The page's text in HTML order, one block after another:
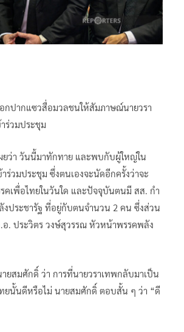
กปากแซวสื่อมวลชนให้สัมภาษณ์นายวรา
ร่วมประชุม
ยว่า วันนี้มาทักทาย และพบกับผู้ใหญ่ใน
าร่วมประชุม ซึ่งตนเองจะนัดอีกครั้งว่าจะ
คเพื่อไทยในวันใด และปัจจุบันตนมี สส. กำ
งประชารัฐ ที่อยู่กับตนจำนวน 2 คน ซึ่งส่วน
. ประวิตร วงษ์สุวรรณ หัวหน้าพรรคพลัง
ยสมศักดิ์ ว่า การที่นายวราเทพกลับมาเป็น
ยนั้นดีหรือไม่ นายสมศักดิ์ ตอบสั้น ๆ ว่า “ดี